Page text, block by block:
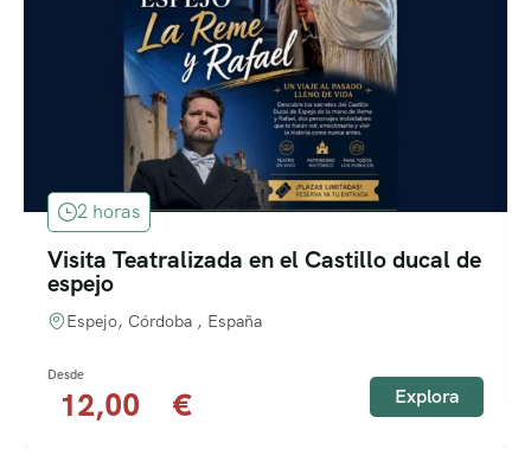
2 horas
Visita Teatralizada en el Castillo ducal de
espejo
Espejo, Córdoba , España
12,00 Explora